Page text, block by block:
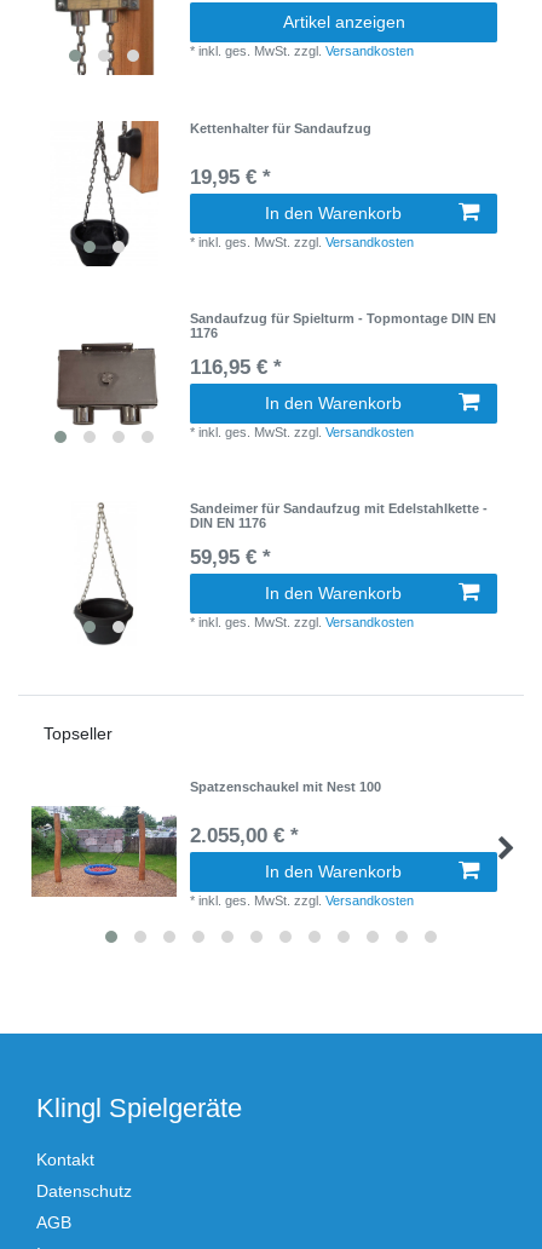
Artikel anzeigen
*inkl. ges. MwSt. zzgl.Versandkosten
Kettenhalter für Sandaufzug
19,95 € *
In den Warenkorb
*inkl. ges. MwSt. zzgl.Versandkosten
Sandaufzug für Spielturm - Topmontage DIN EN
1176
116,95 € *
In den Warenkorb
*inkl. ges. MwSt. zzgl.Versandkosten
Sandeimer für Sandaufzug mit Edelstahlkette -
DIN EN 1176
59,95 € *
In den Warenkorb
*inkl. ges. MwSt. zzgl.Versandkosten
Topseller
Spatzenschaukel mit Nest 100
2.055,00 € *
In den Warenkorb
*inkl. ges. MwSt. zzgl.Versandkosten
Klingl Spielgeräte
Kontakt
Datenschutz
AGB